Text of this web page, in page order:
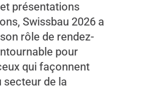
présentations
Swissbau 2026 a
rôle de rendez-
pour
qui façonnent
secteur de la